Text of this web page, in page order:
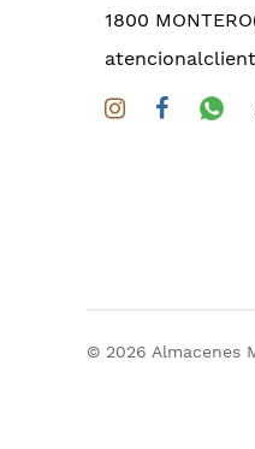
1800
© 2026 Almacenes